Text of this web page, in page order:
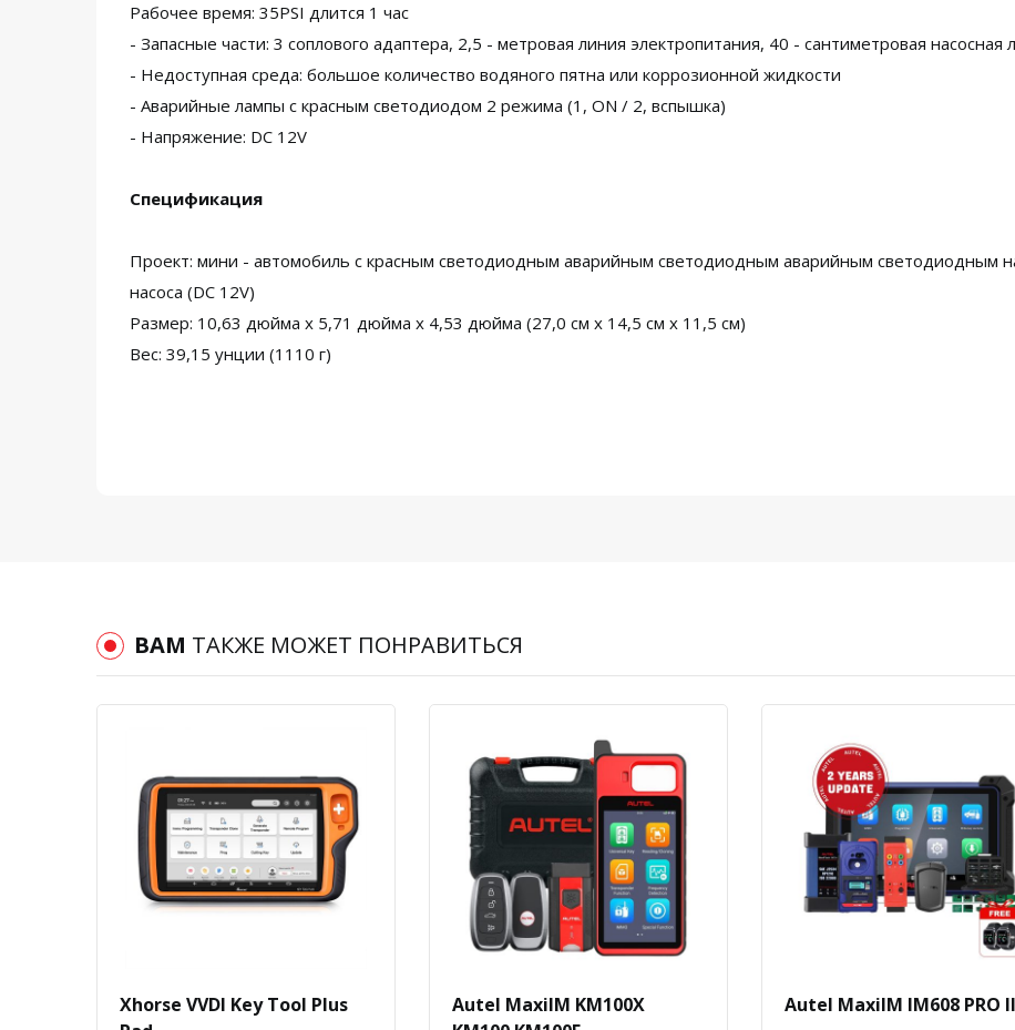
Рабочее время: 35PSI длится 1 час
- Запасные части: 3 соплового адаптера, 2,5 - метровая линия электропитания, 40 - сантиметровая насосная
- Недоступная среда: большое количество водяного пятна или коррозионной жидкости
- Аварийные лампы с красным светодиодом 2 режима (1, ON / 2, вспышка)
- Напряжение: DC 12V
Спецификация
Проект: мини - автомобиль с красным светодиодным аварийным светодиодным аварийным светодиодным
насоса (DC 12V)
Размер: 10,63 дюйма x 5,71 дюйма x 4,53 дюйма (27,0 см x 14,5 см x 11,5 см)
Вес: 39,15 унции (1110 г)
ВАМ ТАКЖЕ МОЖЕТ ПОНРАВИТЬСЯ
Xhorse VVDI Key Tool Plus
Autel MaxiIM KM100X
Autel MaxiIM IM608 PRO II